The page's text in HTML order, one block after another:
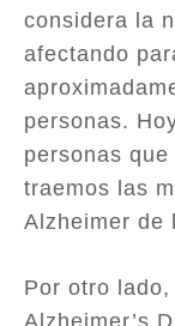
considera la
afectando
personas.
personas
traemos las
Alzheimer de
Por otro
Alzheimer’s